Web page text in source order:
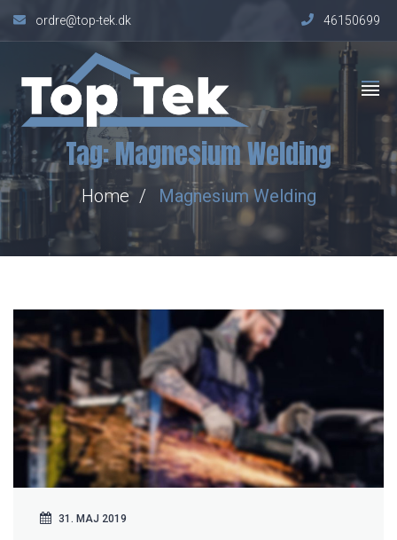
ordre@top-tek.dk 46150699
Tag:Magnesium Welding
Home Magnesium Welding
31. MAJ 2019